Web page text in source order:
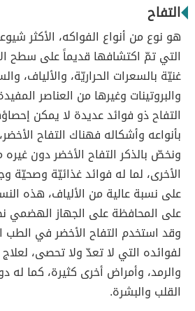
التفاح
هو نوع من أنواع الفواكه، الأكثر
التي تمّ اكتشافها قديماً على سطح
غنيّة بالسعرات الحراريّة، والألياف،
والبروتينات وغيرها من العناصر
التفاح ذو فوائد عديدة لا يمكن
بأنواعه وأشكاله فهناك التفاح
ونخصّ بالذكر التفاح الأخضر دون غيره
الأخرى، لما له فوائد غذائيّة وصحيّة
على نسبة عالية من الألياف، هذه
على المحافظة على الجهاز الهضمي
وقد استخدم التفاح الأخضر في الطب
لفوائده التي لا تعدّ ولا تحصى، لعلاج
والرمد، وأمراض أخرى كثيرة، كما له
القلب والبشرة.